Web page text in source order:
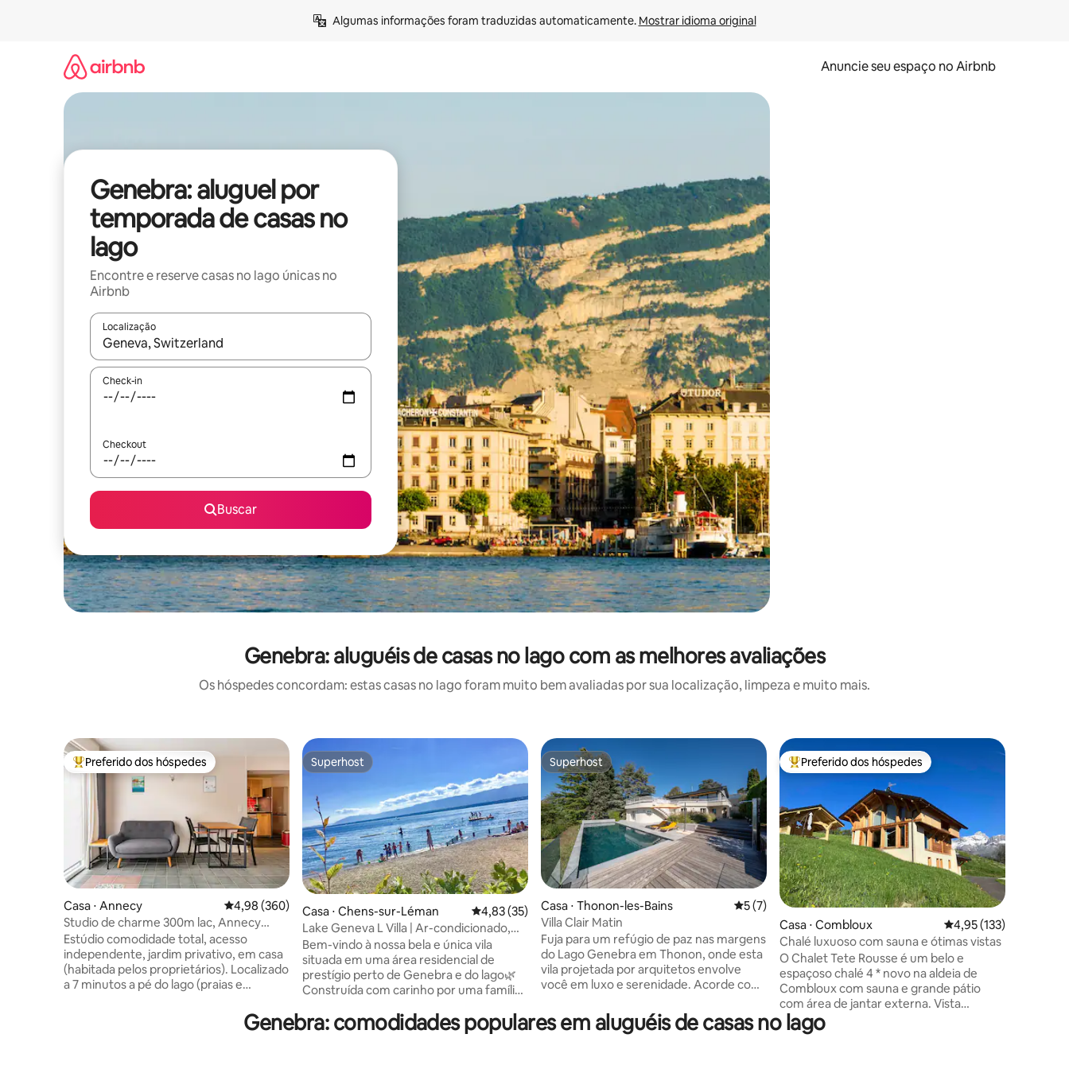
Algumas informações foram traduzidas automaticamente. Mostrar idioma original
Anuncie seu espaço no Airbnb
Genebra: aluguel por
temporada de casas no
lago
Encontre e reserve casas no lago únicas no
Airbnb
Localização
Quando os resultados estiverem disponíveis, explore-os usando as seta para cima e para baixo do teclado ou tocando e deslizando o dedo na tela.
Check-in
Checkout
Buscar
Genebra: aluguéis de casas no lago com as melhores avaliações
Os hóspedes concordam: estas casas no lago foram muito bem avaliadas por sua localização, limpeza e muito mais.
Entre os melhores preferidos dos hóspedes
Preferido dos hóspedes
Casa ⋅ Annecy 4,98 de uma avaliação média de 5, 360 avaliações
4,98 (360)
Studio de charme 300m lac, Annecy
Albigny/Impérial
Estúdio comodidade total, acesso
independente, jardim privativo, em casa
(habitada pelos proprietários). Localizado
a 7 minutos a pé do lago (praias e
cidade velha. Perto do Carrefour Market,
padaria, restaurantes. Bairro tranquilo,
Superhost
Superhost
Casa ⋅ Chens-sur-Léman 4,83 de uma avaliação média de 5, 35 avaliações
4,83 (35)
Lake Geneva L Villa | Ar-condicionado,
SPA, churrasqueira, animais de
estimação
Bem-vindo à nossa bela e única vila
situada em uma área residencial de
prestígio perto de Genebra e do lago🌿
Construída com carinho por uma família
cheia de charme. Relaxe em espaços de
estar cheios de sol, desfrute da lareira
Superhost
Superhost
Casa ⋅ Thonon-les-Bains 5 de uma avaliação média de 5, 7 avaliações
5 (7)
Villa Clair Matin
Fuja para um refúgio de paz nas margens
do Lago Genebra em Thonon, onde esta
vila projetada por arquitetos envolve
você em luxo e serenidade. Acorde com
um café em um terraço ensolarado,
mergulhe em uma piscina cintilante
Entre os melhores preferidos dos hóspedes
Preferido dos hóspedes
Casa ⋅ Combloux 4,95 de uma avaliação
4,95 (133)
Chalé luxuoso com sauna e ótimas vistas
O Chalet Tete Rousse é um belo e
espaçoso chalé 4 * novo na aldeia de
Combloux com sauna e grande pátio
com área de jantar externa. Vista
deslumbrante para o Mont Blanc e
Chaîne des Aravis. O chalé fica a apenas
Genebra: comodidades populares em aluguéis de casas no lago